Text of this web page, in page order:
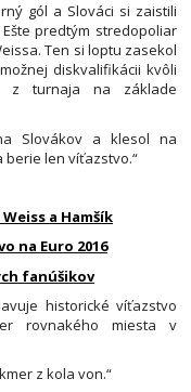
gól a Slováci si zaistili
predtým stredopoliar
Ten si loptu zasekol
diskvalifikácii kvôli
z turnaja na základe
Slovákov a klesol na
berie len víťazstvo.“
a Hamšík
na Euro 2016
fanúšikov
historické víťazstvo
rovnakého miesta v
z kola von.“